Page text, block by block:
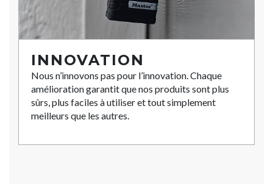
INNOVATION
Nous n’innovons pas pour l’innovation. Chaque
amélioration garantit que nos produits sont plus
sûrs, plus faciles à utiliser et tout simplement
meilleurs que les autres.